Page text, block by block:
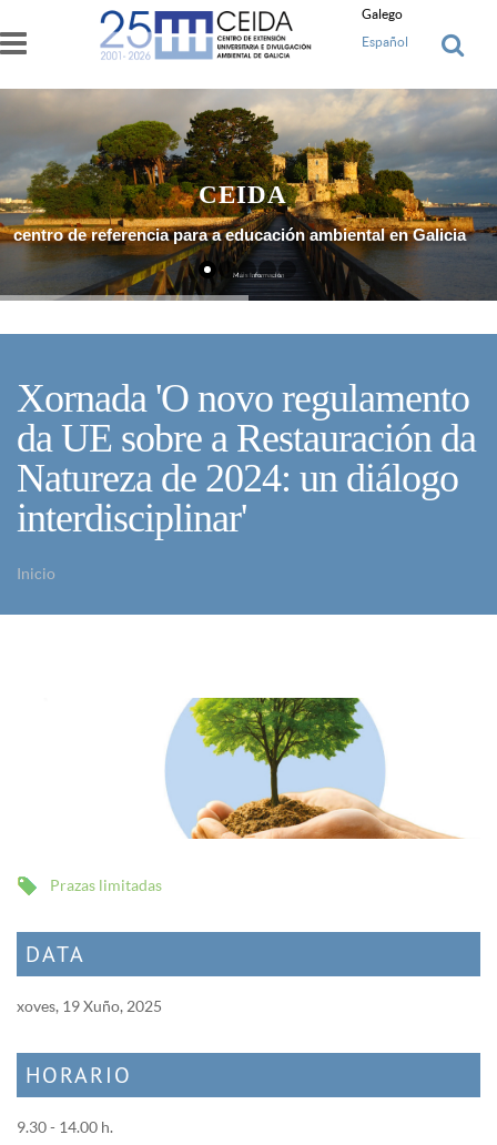
Ir o contido principal
Galego
Español
centro de referencia para a educación ambiental en Galicia
Máis Información
CEIDA
Xornada 'O novo regulamento
da UE sobre a Restauración da
Natureza de 2024: un diálogo
interdisciplinar'
Inicio
Prazas limitadas
DATA
xoves, 19 Xuño, 2025
HORARIO
9.30 - 14.00 h.